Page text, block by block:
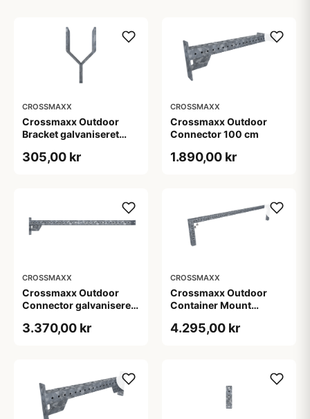
CROSSMAXX
Crossmaxx Outdoor
Bracket galvaniseret
træningsudstyr 2 kg
305,00 kr
CROSSMAXX
Crossmaxx Outdoor
Connector 100 cm
1.890,00 kr
CROSSMAXX
Crossmaxx Outdoor
Connector galvaniseret
3.370,00 kr
CROSSMAXX
Crossmaxx Outdoor
Container Mount
kg
4.295,00 kr